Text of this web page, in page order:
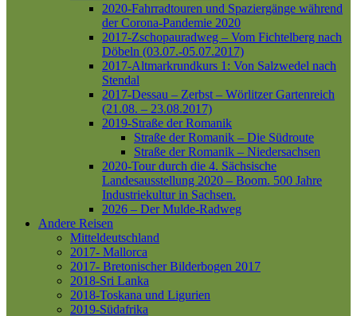
2020-Fahrradtouren und Spaziergänge während
der Corona-Pandemie 2020
2017-Zschopauradweg – Vom Fichtelberg nach
Döbeln (03.07.-05.07.2017)
2017-Altmarkrundkurs 1: Von Salzwedel nach
Stendal
2017-Dessau – Zerbst – Wörlitzer Gartenreich
(21.08. – 23.08.2017)
2019-Straße der Romanik
Straße der Romanik – Die Südroute
Straße der Romanik – Niedersachsen
2020-Tour durch die 4. Sächsische
Landesausstellung 2020 – Boom. 500 Jahre
Industriekultur in Sachsen.
2026 – Der Mulde-Radweg
Andere Reisen
Mitteldeutschland
2017- Mallorca
2017- Bretonischer Bilderbogen 2017
2018-Sri Lanka
2018-Toskana und Ligurien
2019-Südafrika